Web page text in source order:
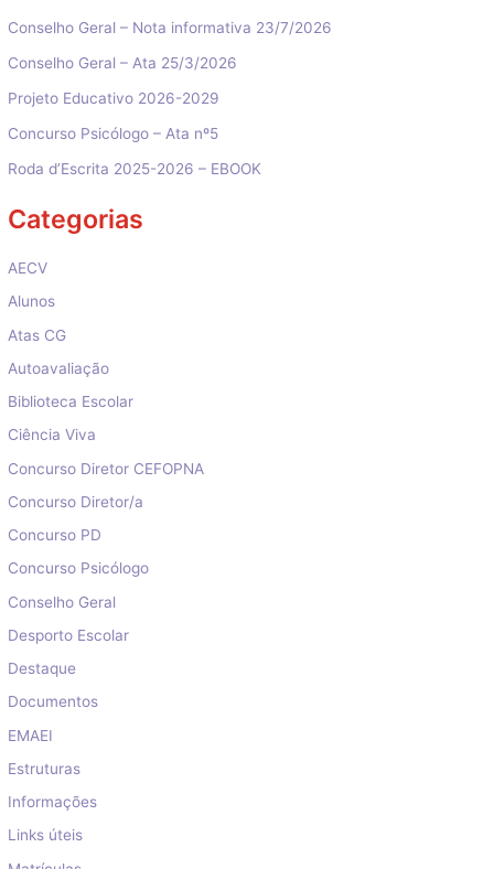
Conselho Geral – Nota informativa 23/7/2026
Conselho Geral – Ata 25/3/2026
Projeto Educativo 2026-2029
Concurso Psicólogo – Ata nº5
Roda d’Escrita 2025-2026 – EBOOK
Categorias
AECV
Alunos
Atas CG
Autoavaliação
Biblioteca Escolar
Ciência Viva
Concurso Diretor CEFOPNA
Concurso Diretor/a
Concurso PD
Concurso Psicólogo
Conselho Geral
Desporto Escolar
Destaque
Documentos
EMAEI
Estruturas
Informações
Links úteis